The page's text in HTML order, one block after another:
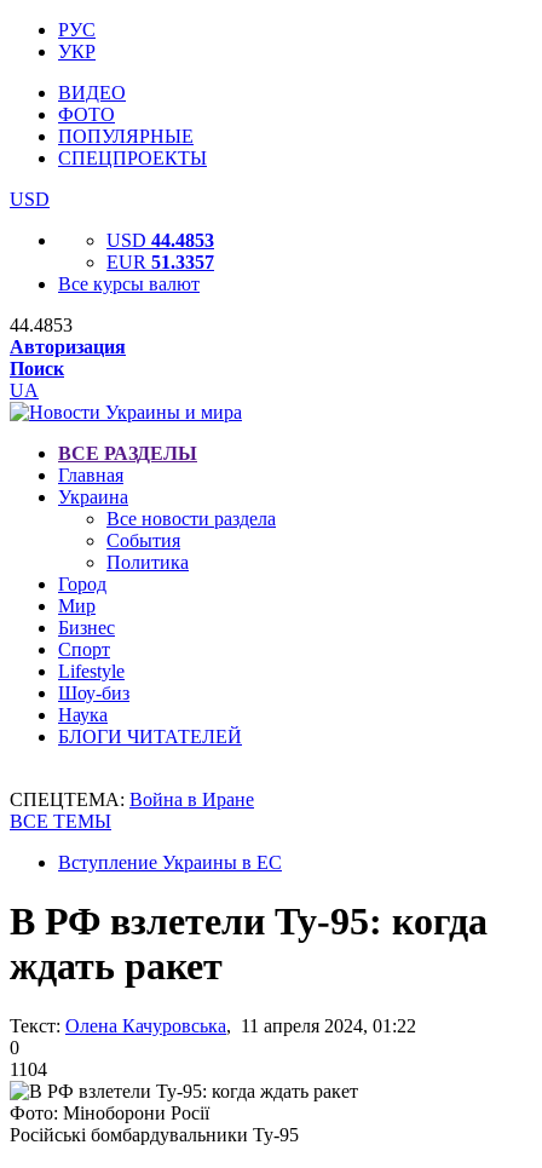
РУС
УКР
ВИДЕО
ФОТО
ПОПУЛЯРНЫЕ
СПЕЦПРОЕКТЫ
USD
USD 44.4853
EUR 51.3357
Все курсы валют
44.4853
Авторизация
Поиск
UA
ВСЕ РАЗДЕЛЫ
Главная
Украина
Все новости раздела
События
Политика
Город
Мир
Бизнес
Спорт
Lifestyle
Шоу-биз
Наука
БЛОГИ ЧИТАТЕЛЕЙ
СПЕЦТЕМА: Война в Иране
ВСЕ ТЕМЫ
Вступление Украины в ЕС
В РФ взлетели Ту-95: когда
ждать ракет
Текст: Олена Качуровська, 11 апреля 2024, 01:22
0
1104
Фото: Міноборони Росії
Російські бомбардувальники Ту-95